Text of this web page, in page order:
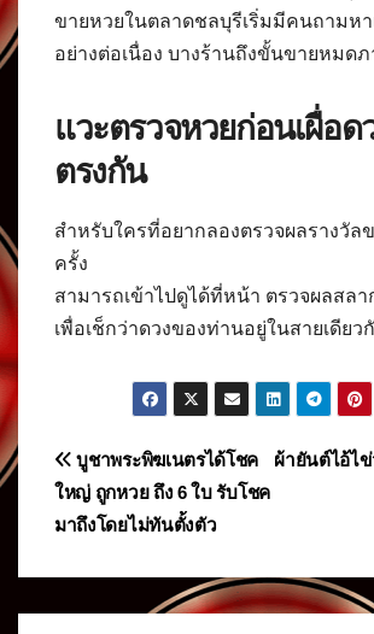
ขายหวยในตลาดชลบุรีเริ่มมีคนถามหา
อย่างต่อเนื่อง บางร้านถึงขั้นขายหมดภ
แวะตรวจหวยก่อนเผื่อด
ตรงกัน
สำหรับใครที่อยากลองตรวจผลรางวัล
ครั้ง
สามารถเข้าไปดูได้ที่หน้า ตรวจผลสลา
เพื่อเช็กว่าดวงของท่านอยู่ในสายเดีย
แนะแนว
เรื่อง
ผ้ายันต์ไอ้ไ
บูชาพระพิฆเนตรได้โชค
ใหญ่ ถูกหวย ถึง 6 ใบ รับโชค
มาถึงโดยไม่ทันตั้งตัว